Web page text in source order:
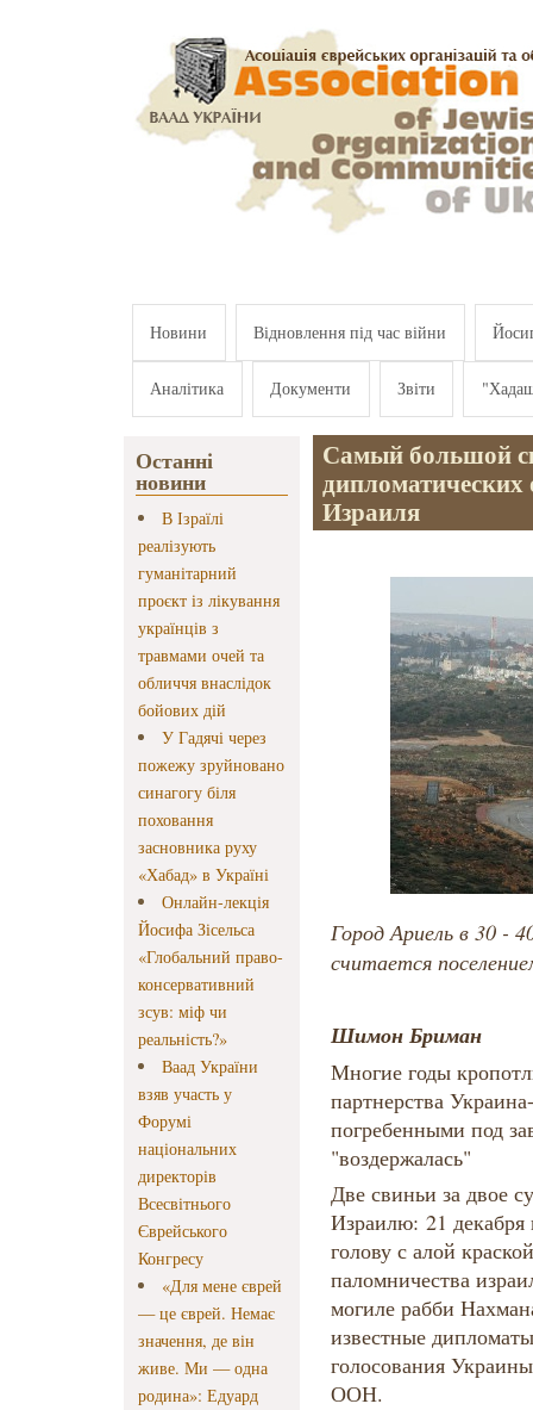
Новини Відновлення під час війни
Аналітика Документи Звіти
Останні
новини
В Ізраїлі
реалізують
гуманітарний
проєкт із лікування
українців з
травмами очей та
обличчя внаслідок
бойових дій
У Гадячі через
пожежу зруйновано
синагогу біля
поховання
засновника руху
«Хабад» в Україні
Онлайн-лекція
Йосифа Зісельса
«Глобальний право-
консервативний
зсув: міф чи
реальність?»
Ваад України
взяв участь у
Форумі
національних
директорів
Всесвітнього
Єврейського
Конгресу
«Для мене єврей
— це єврей. Немає
значення, де він
живе. Ми — одна
родина»: Едуард
Самый большой
Израиля
Город Ариель в 30 -
считается
Шимон Бриман
Многие годы
партнерства
погребенными под
"воздержалась"
Две свиньи за двое
Израилю: 21 декабря
голову с алой
паломничества
могиле рабби
известные
голосования
ООН.